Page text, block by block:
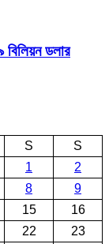
বিলিয়ন ডলার
S
S
1
2
8
9
15
16
22
23